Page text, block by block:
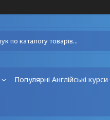
Популярні Англійські курси